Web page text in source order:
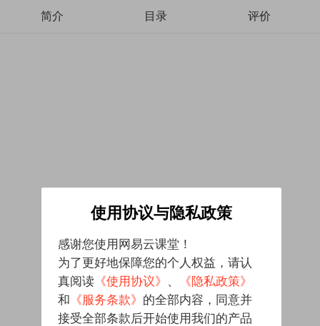
简介 目录 评价
使用协议与隐私政策
感谢您使用网易云课堂！
为了更好地保障您的个人权益，请认
真阅读 《使用协议》 、
《隐私政策》
和 《服务条款》 的全部内容，同意并
接受全部条款后开始使用我们的产品